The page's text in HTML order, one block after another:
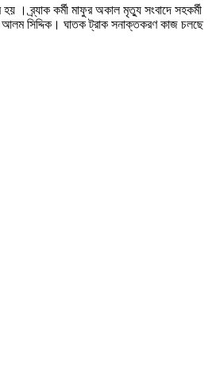
। ব্র্যাক কর্মী মাফুর অকাল মৃত্যু সংবাদে সহকর্মী
আলম সিদ্দিক। ঘাতক ট্রাক সনাক্তকরণ কাজ চলছে